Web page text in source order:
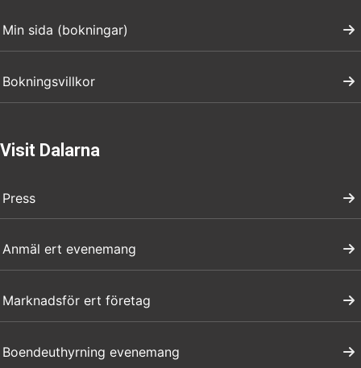
Min sida (bokningar)
Bokningsvillkor
Visit Dalarna
Press
Anmäl ert evenemang
Marknadsför ert företag
Boendeuthyrning evenemang